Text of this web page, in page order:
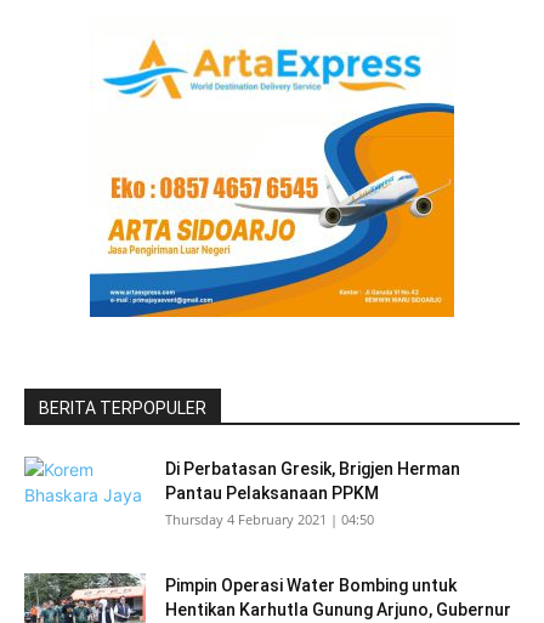
BERITA TERPOPULER
Di Perbatasan Gresik, Brigjen Herman
Pantau Pelaksanaan PPKM
Thursday 4 February 2021 | 04:50
Pimpin Operasi Water Bombing untuk
Hentikan Karhutla Gunung Arjuno, Gubernur